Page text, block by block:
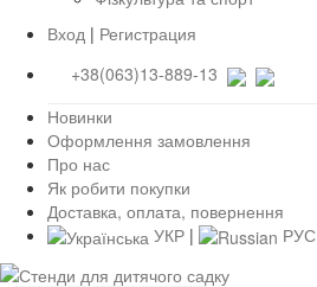
Вход | Регистрация
+38(063)13-889-13
Новинки
Оформлення замовлення
Про нас
Як робити покупки
Доставка, оплата, повернення
УКР | РУС